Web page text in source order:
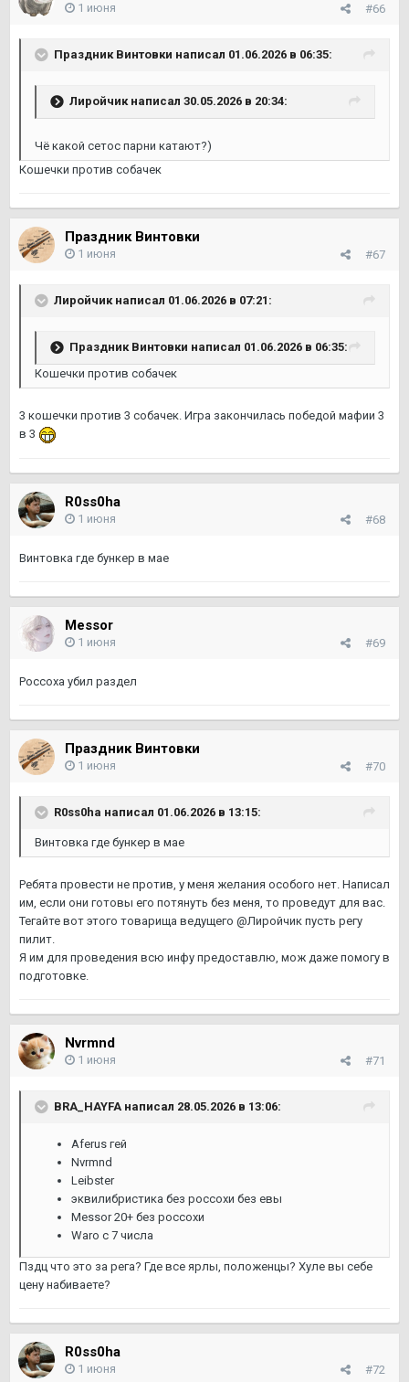
#66
1 июня
Праздник Винтовки написал 01.06.2026 в 06:35:
Лиройчик написал 30.05.2026 в 20:34:
Чё какой сетос парни катают?)
Кошечки против собачек
Праздник Винтовки
#67
1 июня
Лиройчик написал 01.06.2026 в 07:21:
Праздник Винтовки написал 01.06.2026 в 06:35:
Кошечки против собачек
3 кошечки против 3 собачек. Игра закончилась победой мафии 3
в 3
R0ss0ha
#68
1 июня
Винтовка где бункер в мае
Messor
#69
1 июня
Россоха убил раздел
Праздник Винтовки
#70
1 июня
R0ss0ha написал 01.06.2026 в 13:15:
Винтовка где бункер в мае
Ребята провести не против, у меня желания особого нет. Написал
им, если они готовы его потянуть без меня, то проведут для вас.
Тегайте вот этого товарища ведущего @Лиройчик пусть регу
пилит.
Я им для проведения всю инфу предоставлю, мож даже помогу в
подготовке.
Nvrmnd
#71
1 июня
BRA_HAYFA написал 28.05.2026 в 13:06:
Aferus гей
Nvrmnd
Leibster
эквилибристика без россохи без евы
Messor 20+ без россохи
Waro с 7 числа
Пздц что это за рега? Где все ярлы, положенцы? Хуле вы себе
цену набиваете?
R0ss0ha
#72
1 июня